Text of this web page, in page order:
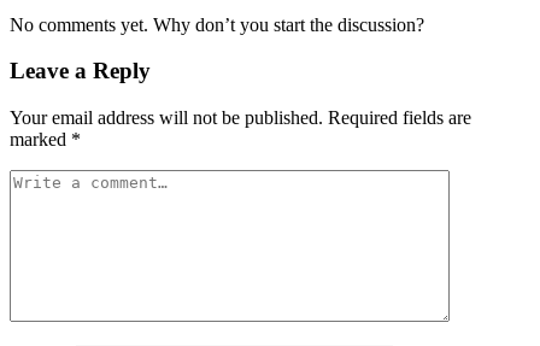
No comments yet. Why don’t you start the discussion?
Leave a Reply
Your email address will not be published. Required fields are
marked *